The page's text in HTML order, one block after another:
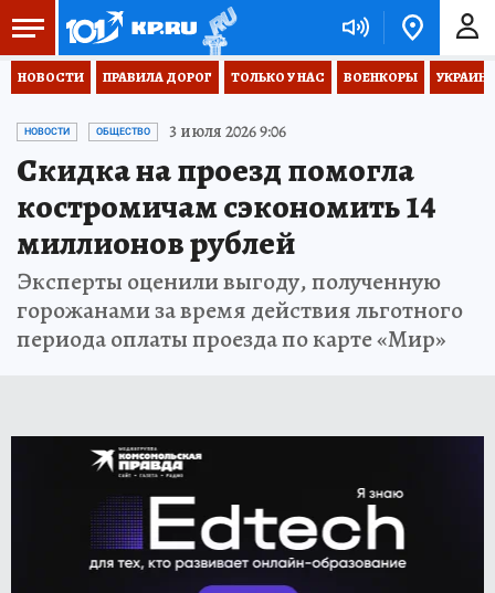
НОВОСТИ ПРАВИЛА ДОРОГ ТОЛЬКО У НАС ВОЕНКОРЫ
НОВОСТИ ОБЩЕСТВО 3 июля 2026 9:06
Скидка на проезд помогла
костромичам сэкономить 14
миллионов рублей
Эксперты оценили выгоду, полученную
горожанами за время действия льготного
периода оплаты проезда по карте «Мир»